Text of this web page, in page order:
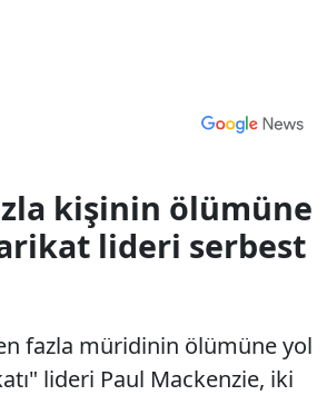
kişinin ölümüne
lideri serbest
fazla müridinin ölümüne yol
lideri Paul Mackenzie, iki